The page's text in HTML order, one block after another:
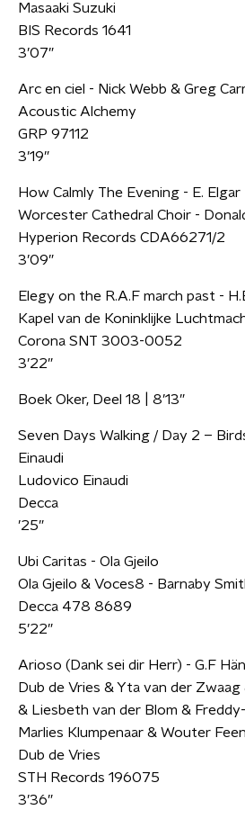
Masaaki Suzuki
BIS Records 1641
3’07”
Arc en ciel - Nick Webb & Greg
Acoustic Alchemy
GRP 97112
3’19”
How Calmly The Evening - E. Elgar
Worcester Cathedral Choir -
Hyperion Records CDA66271/2
3’09”
Elegy on the R.A.F march past -
Kapel van de Koninklijke
Corona SNT 3003-0052
3’22”
Boek Oker, Deel 18 | 8’13”
Seven Days Walking / Day 2 –
Einaudi
Ludovico Einaudi
Decca
’25”
Ubi Caritas - Ola Gjeilo
Ola Gjeilo & Voces8 - Barnaby
Decca 478 8689
5’22”
Arioso (Dank sei dir Herr) - G.F
Dub de Vries & Yta van der
& Liesbeth van der Blom &
Marlies Klumpenaar & Wouter
Dub de Vries
STH Records 196075
3’36”